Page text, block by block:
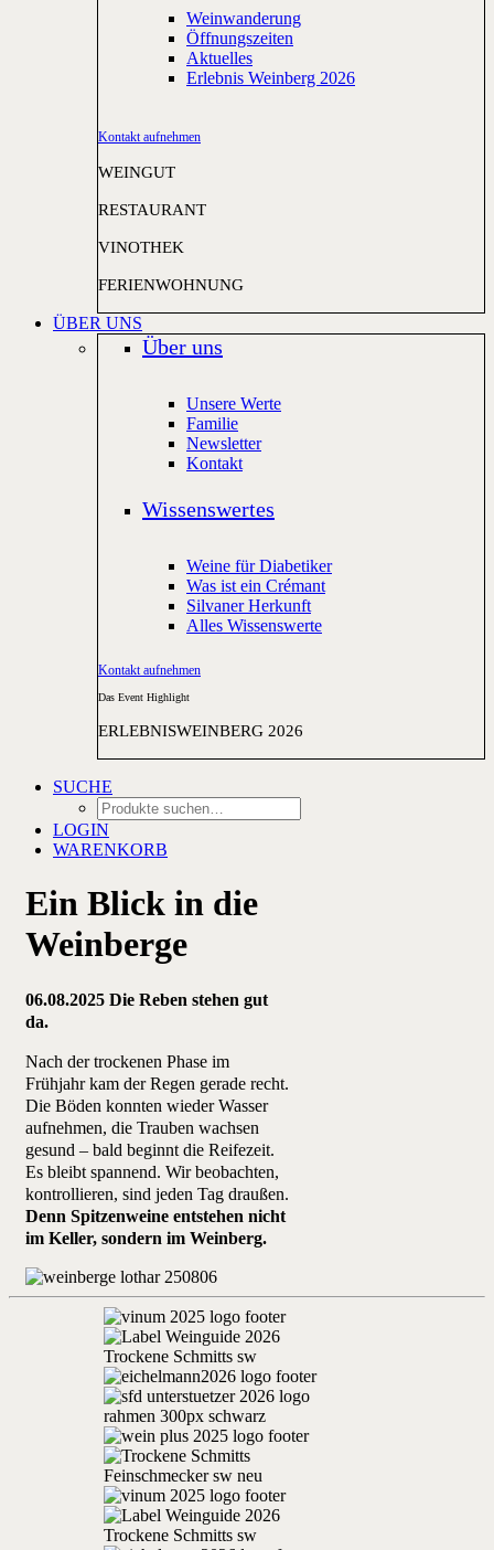
Weinwanderung
Öffnungszeiten
Aktuelles
Erlebnis Weinberg 2026
Kontakt aufnehmen
WEINGUT
RESTAURANT
VINOTHEK
FERIENWOHNUNG
ÜBER UNS
Über uns
Unsere Werte
Familie
Newsletter
Kontakt
Wissenswertes
Weine für Diabetiker
Was ist ein Crémant
Silvaner Herkunft
Alles Wissenswerte
Kontakt aufnehmen
Das Event Highlight
ERLEBNISWEINBERG 2026
SUCHE
LOGIN
WARENKORB
Ein Blick in die
Weinberge
06.08.2025 Die Reben stehen gut
da.
Nach der trockenen Phase im
Frühjahr kam der Regen gerade recht.
Die Böden konnten wieder Wasser
aufnehmen, die Trauben wachsen
gesund – bald beginnt die Reifezeit.
Es bleibt spannend. Wir beobachten,
kontrollieren, sind jeden Tag draußen.
Denn Spitzenweine entstehen nicht
im Keller, sondern im Weinberg.